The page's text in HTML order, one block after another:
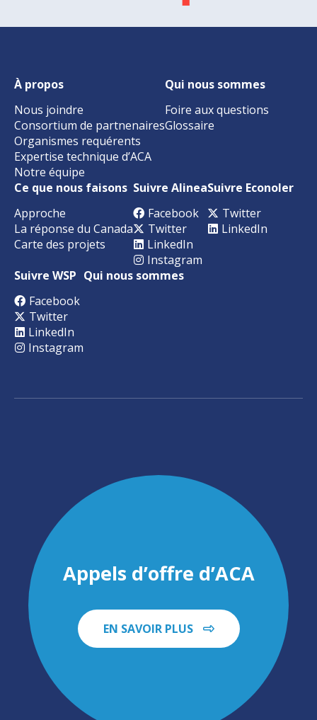
À propos
Nous joindre
Consortium de partnenaires
Organismes requérents
Expertise technique d’ACA
Notre équipe
Qui nous sommes
Foire aux questions
Glossaire
Ce que nous faisons
Approche
La réponse du Canada
Carte des projets
Suivre Alinea
Facebook
Twitter
LinkedIn
Instagram
Suivre Econoler
Twitter
LinkedIn
Suivre WSP
Facebook
Twitter
LinkedIn
Instagram
Qui nous sommes
Appels d’offre d’ACA
EN SAVOIR PLUS